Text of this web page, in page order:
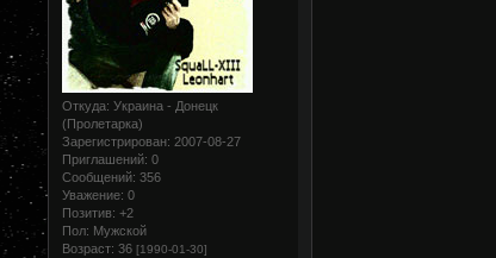
Откуда: Украина - Донецк
(Пролетарка)
Зарегистрирован: 2007-08-27
Приглашений: 0
Сообщений: 356
Уважение: 0
Позитив: +2
Пол: Мужской
Возраст: 36[1990-01-30]